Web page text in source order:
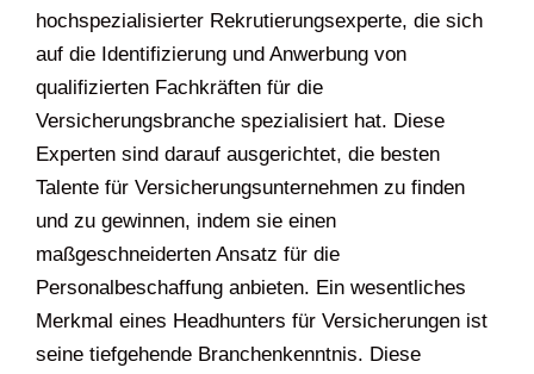
hochspezialisierter Rekrutierungsexperte, die sich
auf die Identifizierung und Anwerbung von
qualifizierten Fachkräften für die
Versicherungsbranche spezialisiert hat. Diese
Experten sind darauf ausgerichtet, die besten
Talente für Versicherungsunternehmen zu finden
und zu gewinnen, indem sie einen
maßgeschneiderten Ansatz für die
Personalbeschaffung anbieten. Ein wesentliches
Merkmal eines Headhunters für Versicherungen ist
seine tiefgehende Branchenkenntnis. Diese